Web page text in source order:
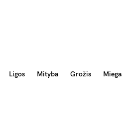
Ligos Mityba Grožis